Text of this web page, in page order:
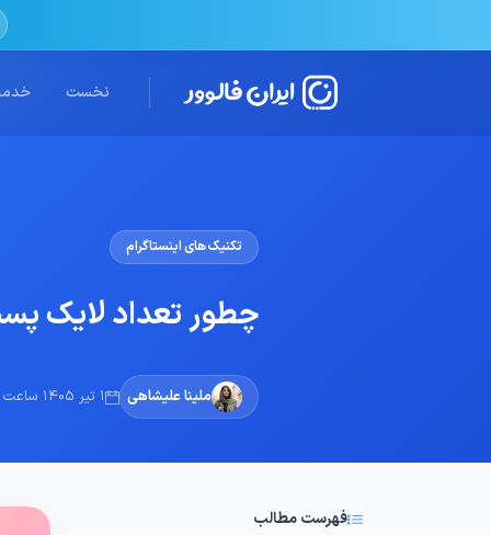
نخست
تکنیک های اینستاگرام
چطور تعداد لایک پست
ملینا علیشاهی 1 تیر 1405 ساعت 15:51
فهرست مطالب